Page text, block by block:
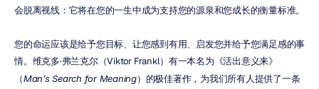
会脱离视线：它将在您的一生中成为支持您的源泉和您成长的衡量标准。
您的命运应该是给予您目标、让您感到有用、启发您并给予您满足感的事
情。维克多·弗兰克尔（Viktor Frankl）有一本名为《活出意义来》
（Man’s Search for Meaning）的极佳著作，为我们所有人提供了一条